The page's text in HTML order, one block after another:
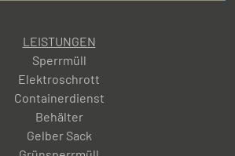
LEISTUNGEN
Sperrmüll
Elektroschrott
Containerdienst
Behälter
Gelber Sack